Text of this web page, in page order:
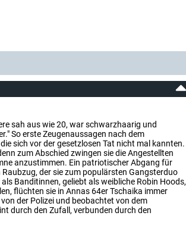
sah aus wie 20, war schwarzhaarig und
So erste Zeugenaussagen nach dem
sich vor der gesetzlosen Tat nicht mal kannten.
zum Abschied zwingen sie die Angestellten
anzustimmen. Ein patriotischer Abgang für
der sie zum populärsten Gangsterduo
Banditinnen, geliebt als weibliche Robin Hoods,
flüchten sie in Annas 64er Tschaika immer
der Polizei und beobachtet von dem
durch den Zufall, verbunden durch den